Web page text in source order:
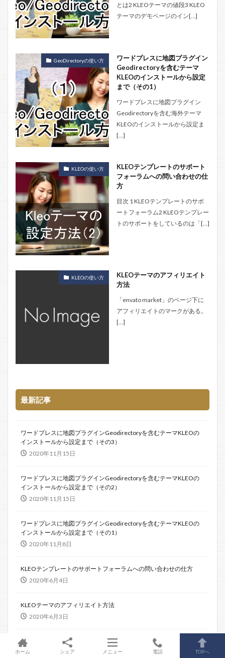
とは2 KLEOテーマの値段3 KLEO
テーマのデモページのイン[…]
GeoDirectoryの使い方
ワードプレスに地図プラグイン
Geodirectoryを含むテーマ
KLEOのインストールから設定
まで（その1）
ワードプレスに地図プラグイン
Geodirectoryを含む海外テーマ
KLEOのインストールから設定ま
[…]
KLEOの使い方
KLEOテンプレートのサポート
フォーラムへの問い合わせの仕
方
目次 1 KLEOテンプレートのサポ
ートフォーラム2 KLEOテンプレー
トのサポートをしているのは「[…]
KLEOの使い方
KLEOテーマのアフィリエイト
方法
「envato market」のページ下に
アフィリエイトのマークがある。
[…]
最新記事
ワードプレスに地図プラグインGeodirectoryを含むテーマKLEOの
インストールから設定まで（その3）
2020年11月15日
ワードプレスに地図プラグインGeodirectoryを含むテーマKLEOの
インストールから設定まで（その2）
2020年11月15日
ワードプレスに地図プラグインGeodirectoryを含むテーマKLEOの
インストールから設定まで（その1）
2020年11月8日
KLEOテンプレートのサポートフォーラムへの問い合わせの仕方
2020年6月4日
KLEOテーマのアフィリエイト方法
2020年6月3日
ホーム シェア メニュー 電話 TOPへ